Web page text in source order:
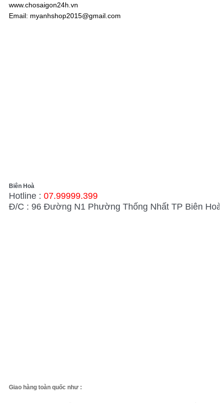
www.chosaigon24h.vn
Email: myanhshop2015@gmail.com
Biên Hoà
Hotline : 07.99999.399
Đ/C : 96 Đường N1 Phường Thống Nhất TP Biên
Giao hàng toàn quốc như :